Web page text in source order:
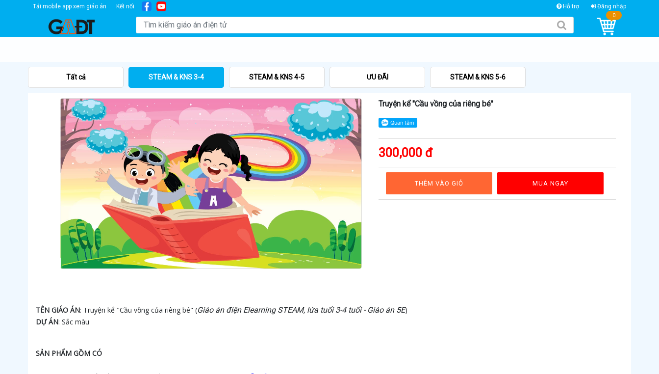
Tải mobile app xem giáo án Kết nối Hỗ trợ Đăng nhập
0
Tất cả STEAM & KNS 3-4 STEAM & KNS 4-5 ƯU ĐÃI STEAM & KNS 5-6
Truyện kể "Cầu vồng của riêng bé"
300,000 đ
THÊM VÀO GIỎ MUA NGAY
TÊN GIÁO ÁN: Truyện kể "Cầu vồng của riêng bé" (Giáo án điện Elearning STEAM, lứa tuổi 3-4 tuổi - Giáo án 5E)
DỰ ÁN: Sắc màu
SẢN PHẨM GỒM CÓ